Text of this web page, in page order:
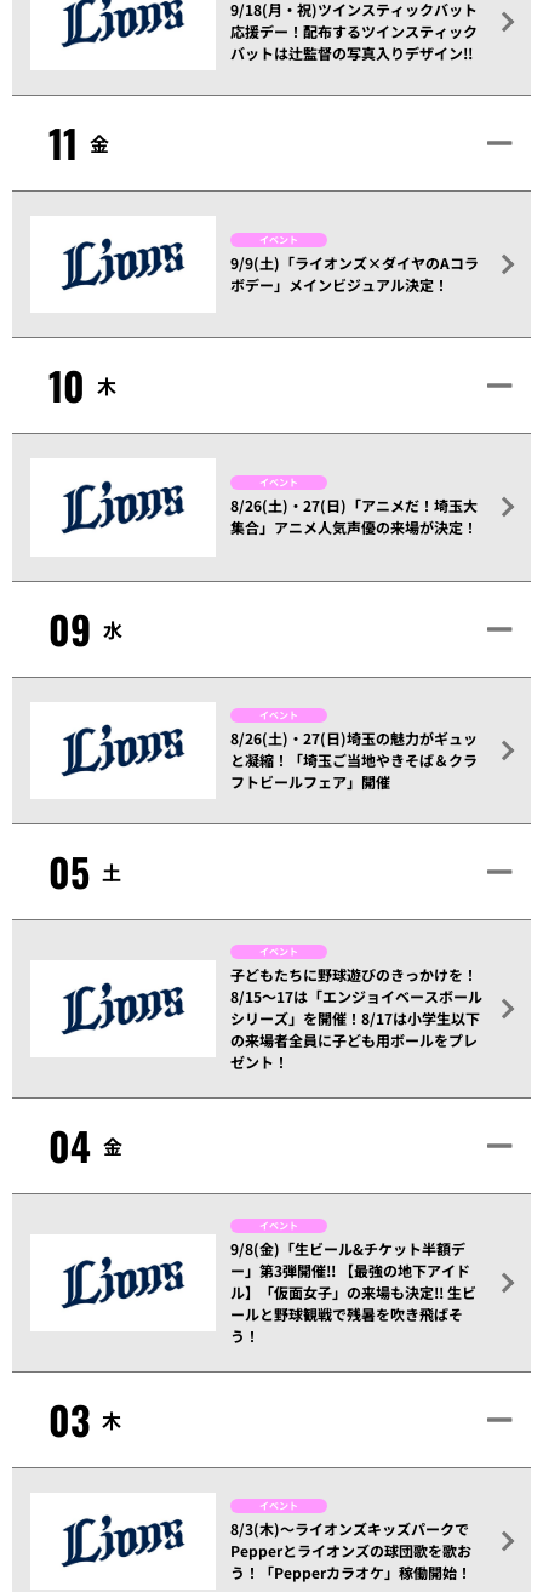
9/18(月・祝)ツインスティックバット
応援デー！配布するツインスティック
バットは辻監督の写真入りデザイン!!
11 金
イベント
9/9(土)「ライオンズ×ダイヤのAコラ
ボデー」メインビジュアル決定！
10 木
イベント
8/26(土)・27(日)「アニメだ！埼玉大
集合」アニメ人気声優の来場が決定！
09 水
イベント
8/26(土)・27(日)埼玉の魅力がギュッ
と凝縮！「埼玉ご当地やきそば＆クラ
フトビールフェア」開催
05 土
イベント
子どもたちに野球遊びのきっかけを！
8/15～17は「エンジョイベースボール
シリーズ」を開催！8/17は小学生以下
の来場者全員に子ども用ボールをプレ
ゼント！
04 金
イベント
9/8(金)「生ビール&チケット半額デ
ー」第3弾開催!! 【最強の地下アイド
ル】「仮面女子」の来場も決定!! 生ビ
ールと野球観戦で残暑を吹き飛ばそ
う！
03 木
イベント
8/3(木)～ライオンズキッズパークで
Pepperとライオンズの球団歌を歌お
う！「Pepperカラオケ」稼働開始！